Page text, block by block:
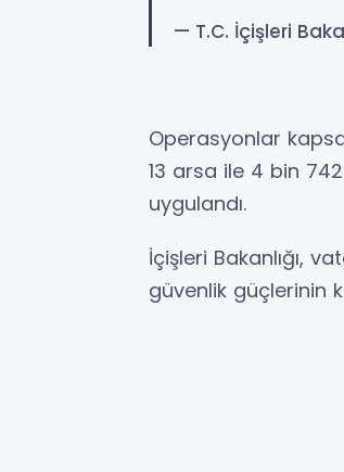
— T.C. İçişleri
Operasyonlar
13 arsa ile 4 bin
uygulandı.
İçişleri Bakanlığı,
güvenlik güçlerinin